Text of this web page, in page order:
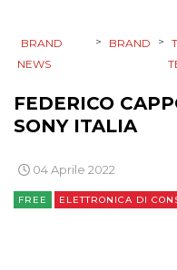
DIGITALE
EDITORIA
RADIO / AUDIO
BRAND
NEWS
> BRAND >
FEDERICO
SONY ITALIA
04 Aprile 2022
FREE ELETTRONICA DI